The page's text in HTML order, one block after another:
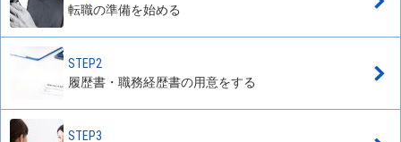
転職の準備を始める
STEP2
履歴書・職務経歴書の用意をする
STEP3